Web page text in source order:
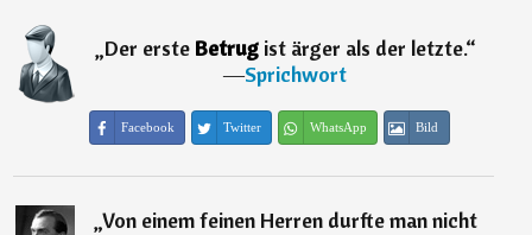
„Der ersteBetrug ist ärger als der letzte.“
―Sprichwort
Facebook Twitter WhatsApp Bild
„Von einem feinen Herren durfte man nicht